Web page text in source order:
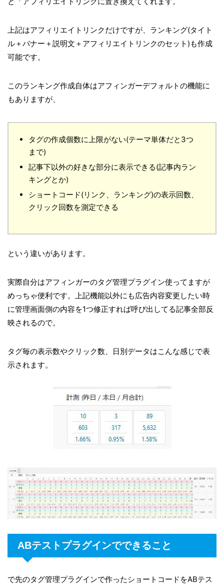
上記はアフィリエイトリンクだけですが、ランキング(タイト
ル＋バナー＋説明文＋アフィリエイトリンクのセット)も作成
可能です。
このランキング作成自体はアフィンガーデフォルトの機能に
もありますが、
タグの作成個数に上限がない(テーマ単体だと3つ
まで)
記事下以外の好きな部分に表示できる(記事内ラン
キングとか)
ショートコード(リンク、ランキング)の表示回数、
クリック回数を測定できる
という違いがあります。
実際自分はアフィンガーのタグ管理プラグイン使ってますが
めっちゃ便利です。上記機能以外にも広告内容変更したい時
に管理画面側の内容を1つ修正すれば呼び出してる記事全部反
映されるので。
タグ毎の表示数やクリック数、日別データはこんな感じで表
示されます。
ABテストプラグインでできること
で先のタグ管理プラグインで作ったショートコードをABテス